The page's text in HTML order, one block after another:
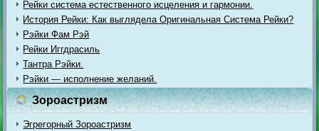
Рейки система естественного исцеления и гармонии.
История Рейки: Как выглядела Оригинальная Система Рейки?
Рэйки Фам Рэй
Рейки Иггдрасиль
Тантра Рэйки.
Рэйки — исполнение желаний.
Зороастризм
Эгрегорный Зороастризм